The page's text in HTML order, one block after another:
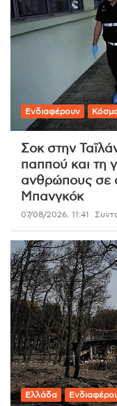
Ενδιαφέρουν
Σοκ στην
παππού και τη
ανθρώπους σε
Μπανγκόκ
07/08/2026, 11:41
Ελλάδα